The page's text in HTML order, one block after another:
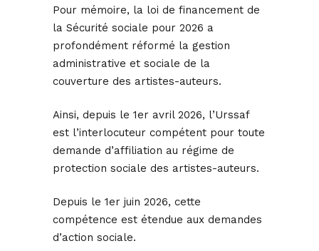
Pour mémoire, la loi de financement de
la Sécurité sociale pour 2026 a
profondément réformé la gestion
administrative et sociale de la
couverture des artistes-auteurs.
Ainsi, depuis le 1er avril 2026, l’Urssaf
est l’interlocuteur compétent pour toute
demande d’affiliation au régime de
protection sociale des artistes-auteurs.
Depuis le 1er juin 2026, cette
compétence est étendue aux demandes
d’action sociale.